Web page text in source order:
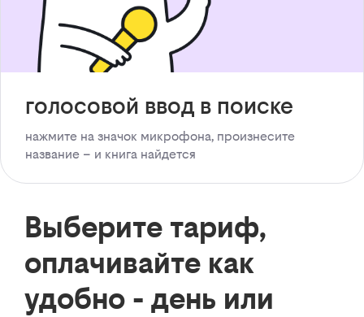
голосовой ввод в поиске
нажмите на значок микрофона, произнесите
название – и книга найдется
Выберите тариф,
оплачивайте как
удобно - день или